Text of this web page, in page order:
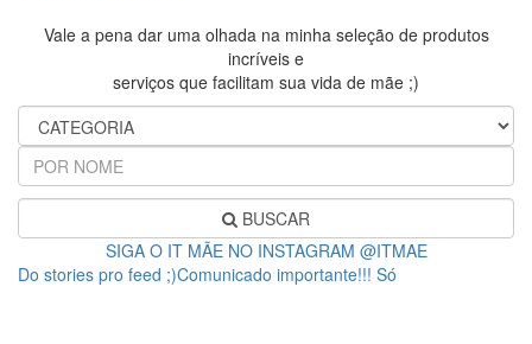
Vale a pena dar uma olhada na minha seleção de produtos
incríveis e
serviços que facilitam sua vida de mãe ;)
BUSCAR
SIGA O IT MÃE NO INSTAGRAM @ITMAE
Do stories pro feed ;)Comunicado importante!!! Só